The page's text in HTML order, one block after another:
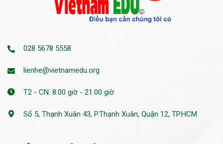
028 5678 5558
lienhe@vietnamedu.org
T2 - CN: 8.00 giờ - 21.00 giờ
Số 5, Thạnh Xuân 43, P.Thạnh Xuân, Quận 12, TP.HCM